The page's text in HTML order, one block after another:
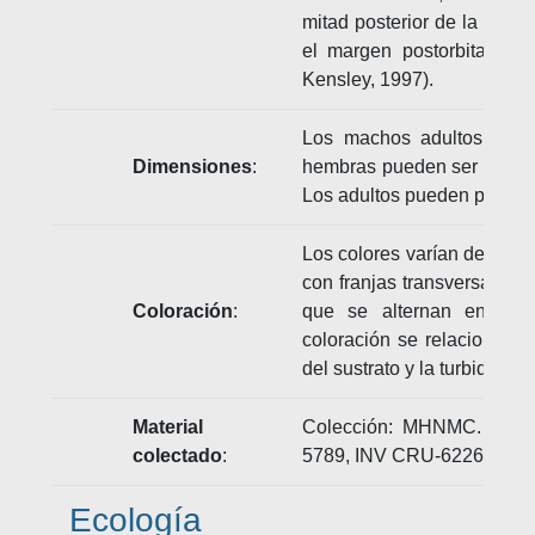
mitad posterior de la
el margen postorbital del
Kensley, 1997).
Dimensiones:
Los machos adultos
hembras pueden ser más
Los adultos pueden pesar
Coloración:
Los colores varían desde
con franjas transversales
que se alternan entre
coloración se relaciona
del sustrato y la turbidez
Material
colectado:
Colección: MHNMC.
5789, INV CRU-6226
Ecología